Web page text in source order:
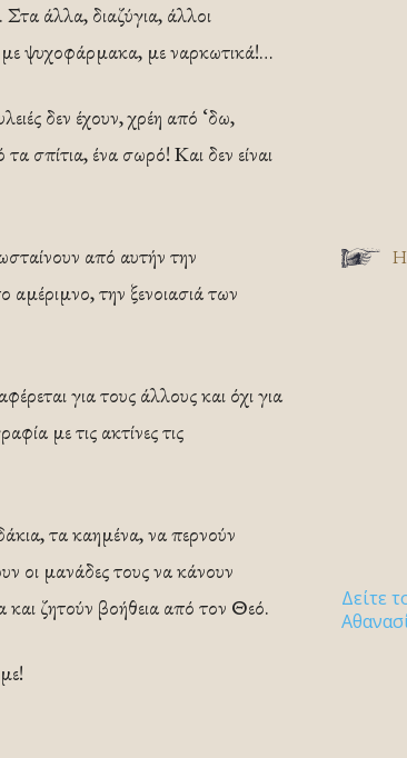
άλλα, διαζύγια, άλλοι
με ψυχοφάρμακα, με ναρκωτικά!…
δεν έχουν, χρέη από ‘δω,
σπίτια, ένα σωρό! Και δεν είναι
από αυτήν την
αμέριμνο, την ξενοιασιά των
για τους άλλους και όχι για
με τις ακτίνες τις
τα καημένα, να περνούν
οι μανάδες τους να κάνουν
και ζητούν βοήθεια από τον Θεό.
Δείτε